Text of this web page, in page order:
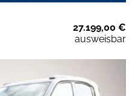
27.199,00 €
ausweisbar